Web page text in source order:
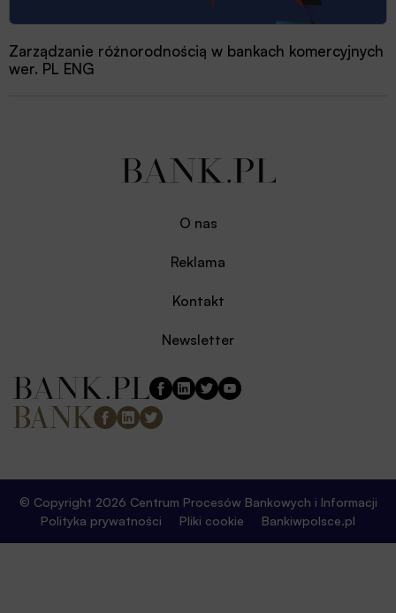
Zarządzanie różnorodnością w bankach komercyjnych
wer. PL ENG
O nas
Reklama
Kontakt
Newsletter
© Copyright 2026 Centrum Procesów Bankowych i Informacji
Polityka prywatności
Pliki cookie Bankiwpolsce.pl